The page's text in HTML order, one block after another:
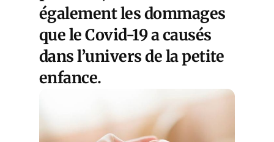
également les dommages
que le Covid-19 a causés
dans l’univers de la petite
enfance.